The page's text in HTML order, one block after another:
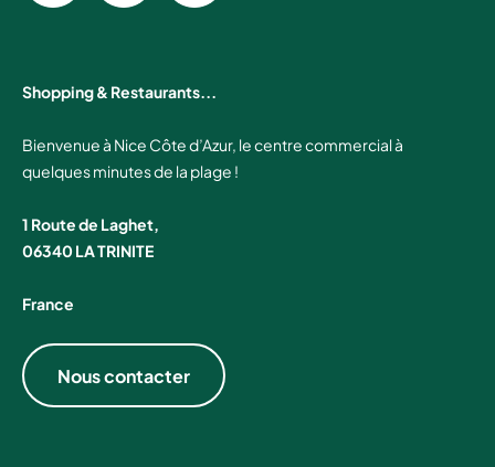
Shopping & Restaurants...
Bienvenue à Nice Côte d’Azur, le centre commercial à
quelques minutes de la plage !
1 Route de Laghet,
06340 LA TRINITE
France
Nous contacter